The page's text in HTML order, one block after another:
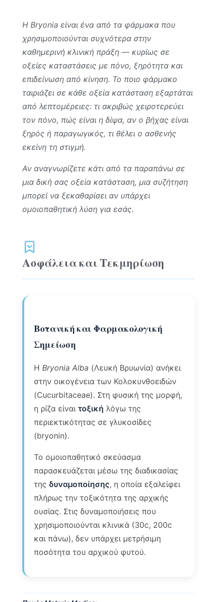
Η Bryonia είναι ένα από τα φάρμακα που
χρησιμοποιούνται συχνότερα στην
καθημερινή κλινική πράξη — κυρίως σε
οξείες καταστάσεις με πόνο, ξηρότητα και
επιδείνωση από κίνηση. Το ποιο φάρμακο
ταιριάζει σε κάθε οξεία κατάσταση εξαρτάται
από λεπτομέρειες: τι ακριβώς χειροτερεύει
τον πόνο, πώς είναι η δίψα, αν ο βήχας είναι
ξηρός ή παραγωγικός, τι θέλει ο ασθενής
εκείνη τη στιγμή.
Αν αναγνωρίζετε κάτι από τα παραπάνω σε
μια δική σας οξεία κατάσταση, μια συζήτηση
μπορεί να ξεκαθαρίσει αν υπάρχει
ομοιοπαθητική λύση για εσάς.
Ασφάλεια και Τεκμηρίωση
Βοτανική και Φαρμακολογική
Σημείωση
Η Bryonia Alba (Λευκή Βρυωνία) ανήκει
στην οικογένεια των Κολοκυνθοειδών
(Cucurbitaceae). Στη φυσική της μορφή,
η ρίζα είναιτοξική λόγω της
περιεκτικότητας σε γλυκοσίδες
(bryonin).
Το ομοιοπαθητικό σκεύασμα
παρασκευάζεται μέσω της διαδικασίας
της δυναμοποίησης, η οποία εξαλείφει
πλήρως την τοξικότητα της αρχικής
ουσίας. Στις δυναμοποιήσεις που
χρησιμοποιούνται κλινικά (30c, 200c
και πάνω), δεν υπάρχει μετρήσιμη
ποσότητα του αρχικού φυτού.